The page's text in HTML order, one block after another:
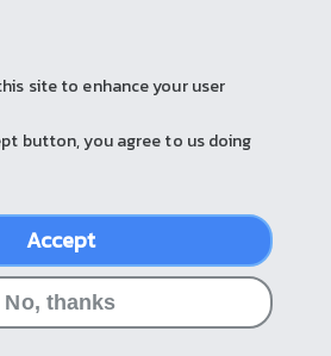
Srinakharinwirot University
site to enhance your user
button, you agree to us doing
Accept
No, thanks